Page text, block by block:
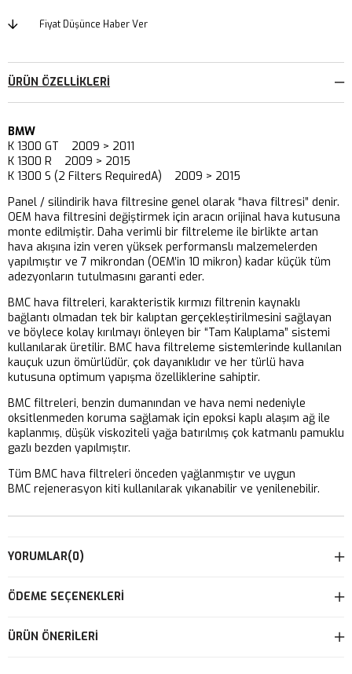
Fiyat Düşünce Haber Ver
ÜRÜN ÖZELLIKLERI
BMW
K 1300 GT 2009 > 2011
K 1300 R 2009 > 2015
K 1300 S (2 Filters RequiredA) 2009 > 2015
Panel / silindirik hava filtresine genel olarak “hava filtresi” denir.
OEM hava filtresini değiştirmek için aracın orijinal hava kutusuna
monte edilmiştir. Daha verimli bir filtreleme ile birlikte artan
hava akışına izin veren yüksek performanslı malzemelerden
yapılmıştır ve 7 mikrondan (OEM’in 10 mikron) kadar küçük tüm
adezyonların tutulmasını garanti eder.
BMC hava filtreleri, karakteristik kırmızı filtrenin kaynaklı
bağlantı olmadan tek bir kalıptan gerçekleştirilmesini sağlayan
ve böylece kolay kırılmayı önleyen bir “Tam Kalıplama” sistemi
kullanılarak üretilir. BMC hava filtreleme sistemlerinde kullanılan
kauçuk uzun ömürlüdür, çok dayanıklıdır ve her türlü hava
kutusuna optimum yapışma özelliklerine sahiptir.
BMC filtreleri, benzin dumanından ve hava nemi nedeniyle
oksitlenmeden koruma sağlamak için epoksi kaplı alaşım ağ ile
kaplanmış, düşük viskoziteli yağa batırılmış çok katmanlı pamuklu
gazlı bezden yapılmıştır.
Tüm BMC hava filtreleri önceden yağlanmıştır ve uygun
BMC rejenerasyon kiti kullanılarak yıkanabilir ve yenilenebilir.
YORUMLAR(0)
ÖDEME SEÇENEKLERI
ÜRÜN ÖNERILERI